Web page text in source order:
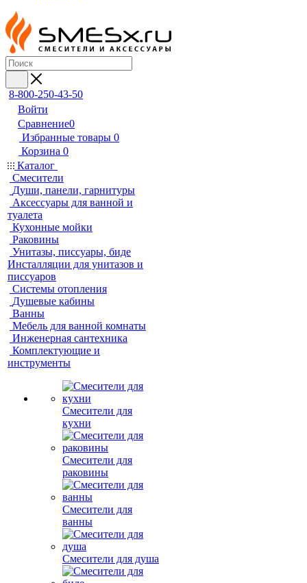
8-800-250-43-50
Войти
Сравнение0
Избранные товары 0
Корзина 0
Каталог
Смесители
Души, панели, гарнитуры
Аксессуары для ванной и
туалета
Кухонные мойки
Раковины
Унитазы, писсуары, биде
Инсталляции для унитазов и
писсуаров
Системы отопления
Душевые кабины
Ванны
Мебель для ванной комнаты
Инженерная сантехника
Комплектующие и
инструменты
Смесители для
кухни
Смесители для
раковины
Смесители для
ванны
Смесители для душа